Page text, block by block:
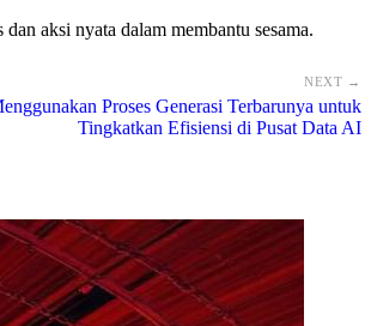
aksi nyata dalam membantu sesama.
NEXT →
Proses Generasi Terbarunya untuk
Tingkatkan Efisiensi di Pusat Data AI